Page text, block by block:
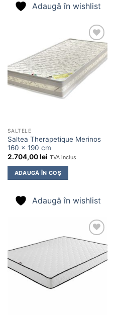
Adaugă în wishlist
Adaugă
în
wishlist
SALTELE
Saltea Therapetique Merinos
160 x 190 cm
2.704,00lei TVA inclus
ADAUGĂ ÎN COȘ
Adaugă în wishlist
Adaugă
wishlist